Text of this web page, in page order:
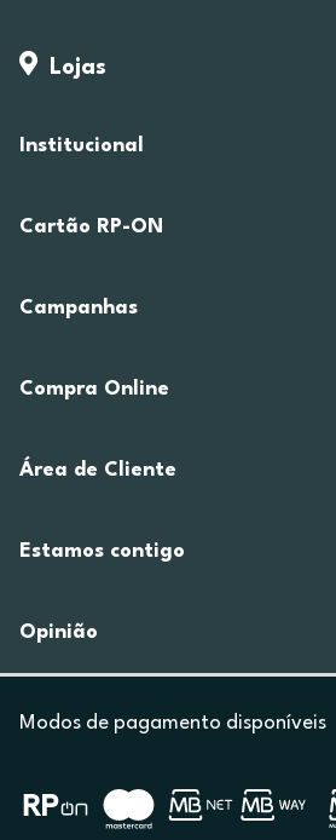
Lojas
Institucional
Cartão RP-ON
Campanhas
Compra Online
Área de Cliente
Estamos contigo
Opinião
Modos de pagamento disponíveis